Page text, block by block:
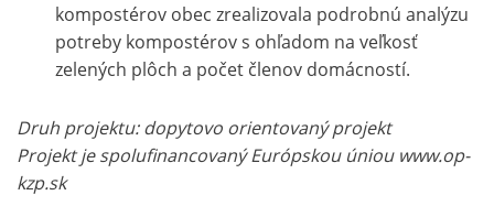
kompostérov obec zrealizovala podrobnú analýzu
potreby kompostérov s ohľadom na veľkosť
zelených plôch a počet členov domácností.
Druh projektu: dopytovo orientovaný projekt
Projekt je spolufinancovaný Európskou úniou www.op-
kzp.sk